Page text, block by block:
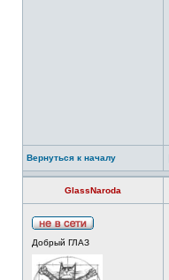
Вернуться к началу
GlassNaroda
Добрый ГЛАЗ